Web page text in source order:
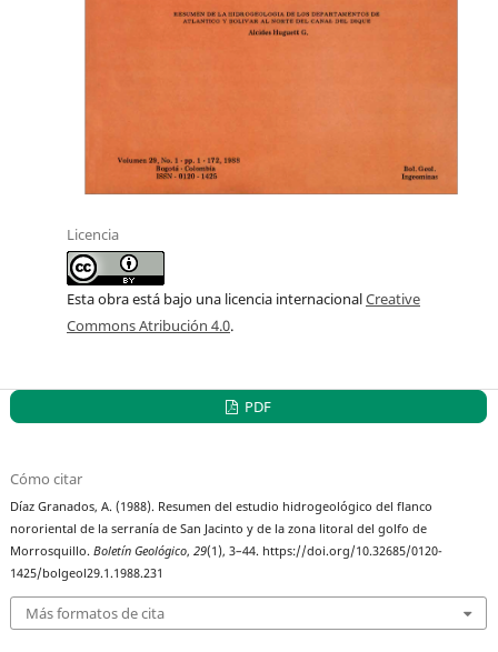
Licencia
Esta obra está bajo una licencia internacionalCreative
Commons Atribución 4.0.
PDF
Cómo citar
Díaz Granados, A. (1988). Resumen del estudio hidrogeológico del flanco
nororiental de la serranía de San Jacinto y de la zona litoral del golfo de
Morrosquillo.Boletín Geológico,29(1), 3–44. https://doi.org/10.32685/0120-
1425/bolgeol29.1.1988.231
Más formatos de cita